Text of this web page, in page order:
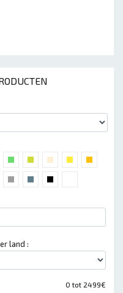
land :
0 tot 2499€